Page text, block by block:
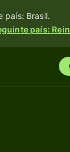
país: Brasil.
país: